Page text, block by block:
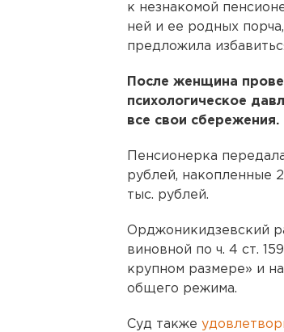
к незнакомой
ней и ее родных
предложила
После женщина
психологическое
все свои сбережения.
Пенсионерка
рублей, накопленные
тыс. рублей.
Орджоникидзевский
виновной по ч. 4 ст.
крупном размере» и
общего режима.
Суд также